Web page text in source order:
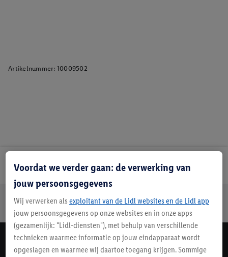
Artikelnummer: 10009502
Lidl Nieuwsbrief
Jouw voordelen bij ons als Lidl webshop klant
Gratis retourneren Veilig winkelen 30 dagen bedenktijd
Lidl Nieuwsbrief
Voordat we verder gaan: de verwerking van
jouw persoonsgegevens
Wij verwerken als exploitant van de Lidl websites en de Lidl app
jouw persoonsgegevens op onze websites en in onze apps
(gezamenlijk: "Lidl-diensten"), met behulp van verschillende
technieken waarmee informatie op jouw eindapparaat wordt
opgeslagen en waarmee wij daartoe toegang krijgen. Sommige